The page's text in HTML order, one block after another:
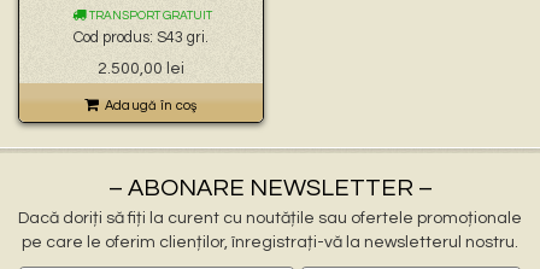
TRANSPORT GRATUIT
Cod produs: S43 gri.
2.500,00 lei
Adaugă în coş
– ABONARE NEWSLETTER –
Dacă doriți să fiți la curent cu noutățile sau ofertele promoționale
pe care le oferim clienților, înregistrați-vă la newsletterul nostru.